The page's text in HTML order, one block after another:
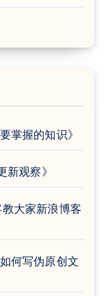
掌握的知识》
新观察》
教大家新浪博客
何写伪原创文